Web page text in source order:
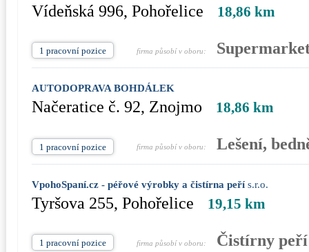
Vídeňská 996, Pohořelice 18,86 km
1 pracovní pozice firma působí v oboru:
AUTODOPRAVA BOHDÁLEK
Načeratice č. 92, Znojmo 18,86 km
1 pracovní pozice firma působí v oboru: Lešení,
VpohoSpaní.cz - péřové výrobky a čistírna peřís.r.o.
Tyršova 255, Pohořelice 19,15 km
1 pracovní pozice firma působí v oboru: Čistírny peří